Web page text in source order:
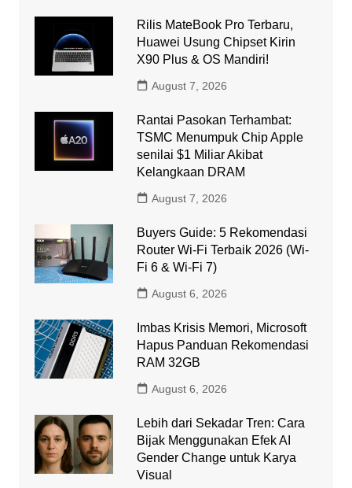
Rilis MateBook Pro Terbaru,
Huawei Usung Chipset Kirin
X90 Plus & OS Mandiri!
August 7, 2026
Rantai Pasokan Terhambat:
TSMC Menumpuk Chip Apple
senilai $1 Miliar Akibat
Kelangkaan DRAM
August 7, 2026
Buyers Guide: 5 Rekomendasi
Router Wi-Fi Terbaik 2026 (Wi-
Fi 6 & Wi-Fi 7)
August 6, 2026
Imbas Krisis Memori, Microsoft
Hapus Panduan Rekomendasi
RAM 32GB
August 6, 2026
Lebih dari Sekadar Tren: Cara
Bijak Menggunakan Efek AI
Gender Change untuk Karya
Visual